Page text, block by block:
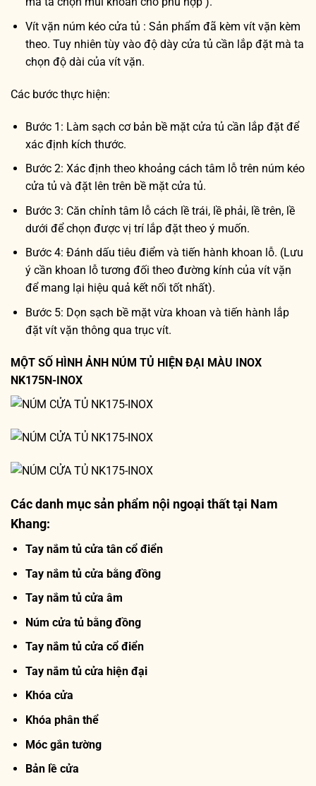
Vít vặn núm kéo cửa tủ : Sản phẩm đã kèm vít vặn kèm
theo. Tuy nhiên tùy vào độ dày cửa tủ cần lắp đặt mà ta
chọn độ dài của vít vặn.
Các bước thực hiện:
Bước 1: Làm sạch cơ bản bề mặt cửa tủ cần lắp đặt để
xác định kích thước.
Bước 2: Xác định theo khoảng cách tâm lỗ trên núm kéo
cửa tủ và đặt lên trên bề mặt cửa tủ.
Bước 3: Căn chỉnh tâm lỗ cách lề trái, lề phải, lề trên, lề
dưới để chọn được vị trí lắp đặt theo ý muốn.
Bước 4: Đánh dấu tiêu điểm và tiến hành khoan lỗ. (Lưu
ý cần khoan lỗ tương đối theo đường kính của vít vặn
để mang lại hiệu quả kết nối tốt nhất).
Bước 5: Dọn sạch bề mặt vừa khoan và tiến hành lắp
đặt vít vặn thông qua trục vít.
MỘT SỐ HÌNH ẢNH NÚM TỦ HIỆN ĐẠI MÀU INOX
NK175N-INOX
Các danh mục sản phẩm nội ngoại thất tại Nam
Khang:
Tay nắm tủ cửa tân cổ điển
Tay nắm tủ cửa bằng đồng
Tay nắm tủ cửa âm
Núm cửa tủ bằng đồng
Tay nắm tủ cửa cổ điển
Tay nắm tủ cửa hiện đại
Khóa cửa
Khóa phân thể
Móc gắn tường
Bản lề cửa